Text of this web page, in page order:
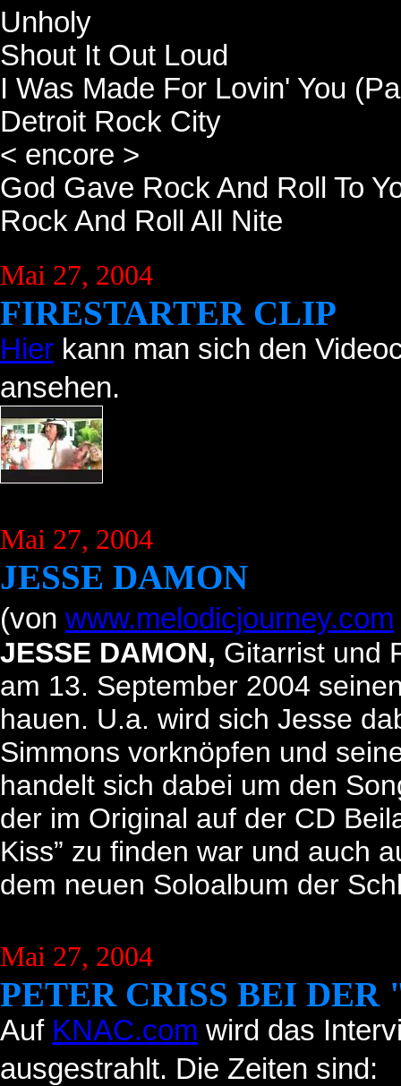
Unholy
Shout It Out Loud
I Was Made For Lovin' You
Detroit Rock City
< encore >
God Gave Rock And Roll To
Rock And Roll All Nite
Mai 27, 2004
FIRESTARTER CLIP
Hier kann man sich den
ansehen.
Mai 27, 2004
JESSE DAMON
(von www.melodicjourney.com
JESSE DAMON, Gitarrist und
am 13. September 2004
hauen. U.a. wird sich Jesse
Simmons vorknöpfen und
handelt sich dabei um den
der im Original auf der CD
Kiss” zu finden war und auch
dem neuen Soloalbum der
Mai 27, 2004
PETER CRISS BEI
Auf KNAC.com wird das
ausgestrahlt. Die Zeiten sind: